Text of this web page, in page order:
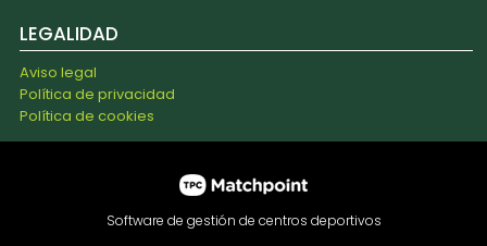
LEGALIDAD
Aviso legal
Política de privacidad
Política de cookies
Software de gestión de centros deportivos